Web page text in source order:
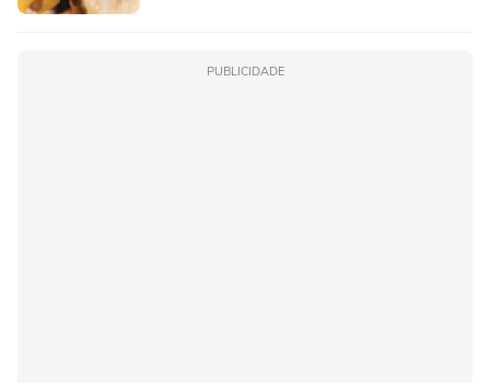
PUBLICIDADE